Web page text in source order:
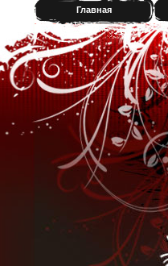
Главная